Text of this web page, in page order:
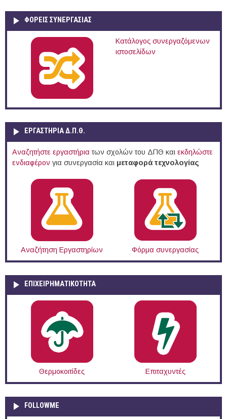
ΦΟΡΕΙΣ ΣΥΝΕΡΓΑΣΙΑΣ
Κατάλογος συνεργαζόμενων
ιστοσελίδων
ΕΡΓΑΣΤΗΡΙΑ Δ.Π.Θ.
Αναζητήστε εργαστήρια των σχολών του ΔΠΘ και εκδηλώστε
ενδιαφέρον για συνεργασία και μεταφορά τεχνολογίας
Αναζήτηση Εργαστηρίων Φόρμα συνεργασίας
ΕΠΙΧΕΙΡΗΜΑΤΙΚΟΤΗΤΑ
Θερμοκοιτίδες Επιταχυντές
FOLLOWME